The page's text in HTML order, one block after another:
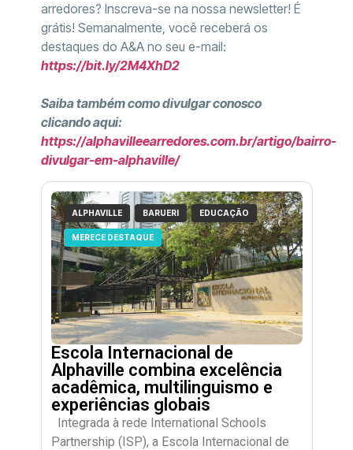
arredores? Inscreva-se na nossa newsletter! É
grátis! Semanalmente, você receberá os
destaques do A&A no seu e-mail:
https://bit.ly/2M4XhD2
Saiba também como divulgar conosco
clicando aqui:
https://alphavilleearredores.com.br/artigo/bairro-
divulgar-em-alphaville/
ALPHAVILLE BARUERI EDUCAÇÃO
MERECE DESTAQUE
Escola Internacional de
Alphaville combina excelência
acadêmica, multilinguismo e
experiências globais
Integrada à rede International Schools
Partnership (ISP), a Escola Internacional de